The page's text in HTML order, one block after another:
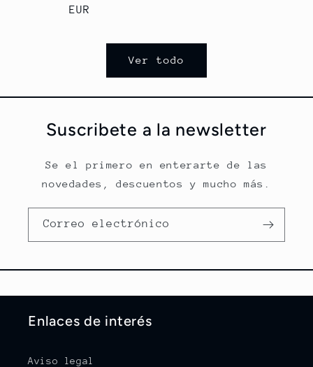
EUR
Ver todo
Suscribete a la newsletter
Se el primero en enterarte de las
novedades, descuentos y mucho más.
Correo electrónico
Enlaces de interés
Aviso legal